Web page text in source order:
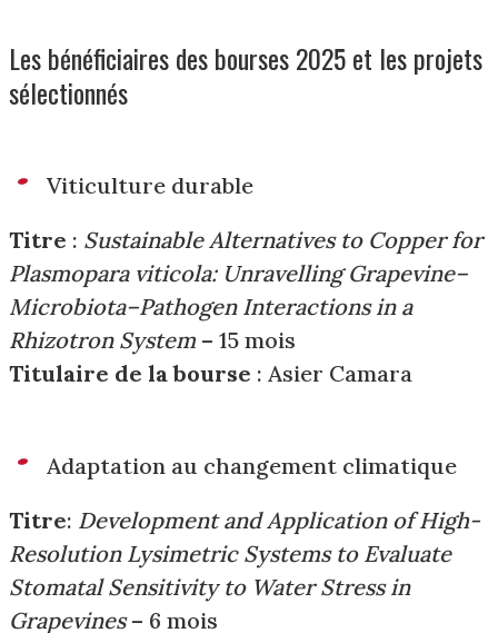
Les bénéficiaires des bourses 2025 et les projets
sélectionnés
Viticulture durable
Titre : Sustainable Alternatives to Copper for
Plasmopara viticola: Unravelling Grapevine–
Microbiota–Pathogen Interactions in a
Rhizotron System – 15 mois
Titulaire de la bourse : Asier Camara
Adaptation au changement climatique
Titre: Development and Application of High-
Resolution Lysimetric Systems to Evaluate
Stomatal Sensitivity to Water Stress in
Grapevines– 6 mois